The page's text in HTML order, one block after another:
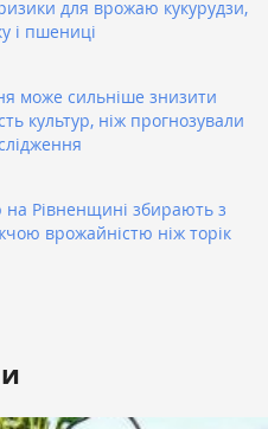
для врожаю кукурудзи,
і пшениці
може сильніше знизити
культур, ніж прогнозували
Рівненщині збирають з
врожайністю ніж торік